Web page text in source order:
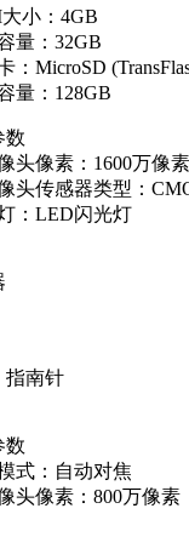
小： 4GB
量： 32GB
： MicroSD
量： 128GB
数
头像素： 1600万像素
头传感器类型：
： LED闪光灯
指南针
数
式： 自动对焦
头像素： 800万像素